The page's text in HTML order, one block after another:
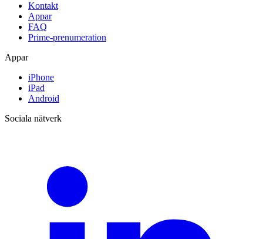
Kontakt
Appar
FAQ
Prime-prenumeration
Appar
iPhone
iPad
Android
Sociala nätverk